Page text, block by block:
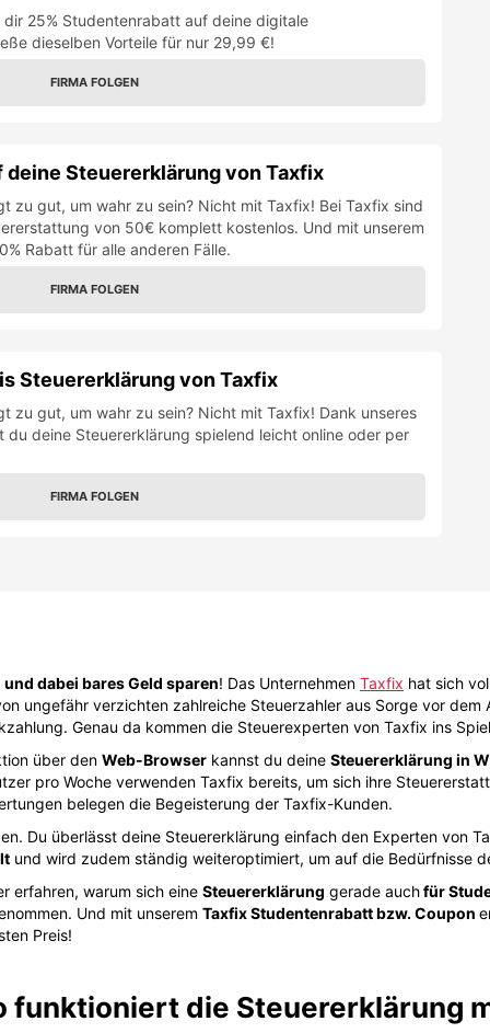
25% Studentenrabatt auf deine digitale
dieselben Vorteile für nur 29,99 €!
FIRMA FOLGEN
Steuererklärung von Taxfix
zu gut, um wahr zu sein? Nicht mit Taxfix! Bei Taxfix sind
von 50€ komplett kostenlos. Und mit unserem
Rabatt für alle anderen Fälle.
FIRMA FOLGEN
Steuererklärung von Taxfix
zu gut, um wahr zu sein? Nicht mit Taxfix! Dank unseres
deine Steuererklärung spielend leicht online oder per
FIRMA FOLGEN
dabei bares Geld sparen! Das Unternehmen Taxfix hat sich
ungefähr verzichten zahlreiche Steuerzahler aus Sorge vor
Genau da kommen die Steuerexperten von Taxfix ins
über den Web-Browser kannst du deine Steuererklärung in
pro Woche verwenden Taxfix bereits, um sich ihre
belegen die Begeisterung der Taxfix-Kunden.
Du überlässt deine Steuererklärung einfach den Experten von
und wird zudem ständig weiteroptimiert, um auf die Bedürfnisse
erfahren, warum sich eine Steuererklärung gerade auchfür
Und mit unserem Taxfix Studentenrabatt bzw. Coupon
Preis!
funktioniert die Steuererklärung